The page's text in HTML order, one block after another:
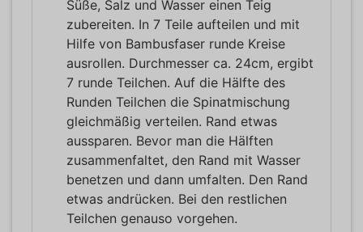
Süße, Salz und Wasser einen Teig
zubereiten. In 7 Teile aufteilen und mit
Hilfe von Bambusfaser runde Kreise
ausrollen. Durchmesser ca. 24cm, ergibt
7 runde Teilchen. Auf die Hälfte des
Runden Teilchen die Spinatmischung
gleichmäßig verteilen. Rand etwas
aussparen. Bevor man die Hälften
zusammenfaltet, den Rand mit Wasser
benetzen und dann umfalten. Den Rand
etwas andrücken. Bei den restlichen
Teilchen genauso vorgehen.